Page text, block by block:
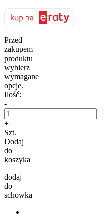
Przed
zakupem
produktu
wybierz
wymagane
opcje.
Ilość:
-
+
Szt.
Dodaj
do
koszyka
dodaj
do
schowka